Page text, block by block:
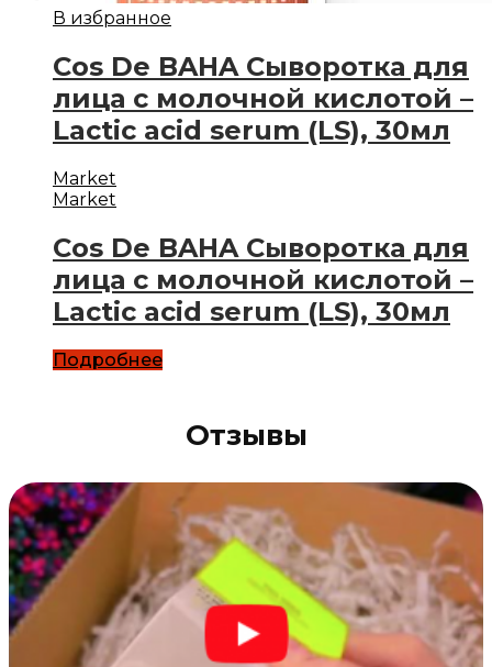
В избранное
Cos De BAHA Сыворотка для
лица с молочной кислотой –
Lactic acid serum (LS), 30мл
Market
Market
Cos De BAHA Сыворотка для
лица с молочной кислотой –
Lactic acid serum (LS), 30мл
Подробнее
Отзывы